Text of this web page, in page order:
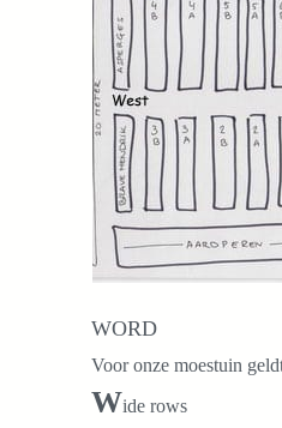
WORD
Voor onze moestuin
Wide rows